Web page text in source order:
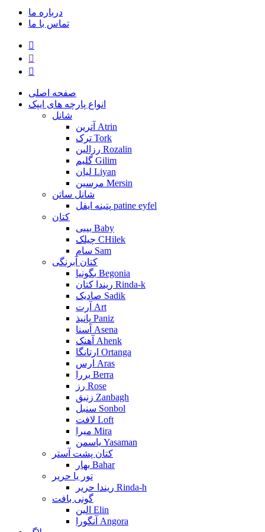
درباره ما
تماس با ما
صفحه اصلی
انواع پارچه های ایپک
شانل
آترین Atrin
ترک Tork
رزالین Rozalin
گلیم Gilim
لیان Liyan
مرسین Mersin
شانل ساتن
پتینه ایفل patine eyfel
کتان
بیبی Baby
چیلک CHilek
سام Sam
کتان آبرنگی
بگونیا Begonia
ریندا کتان Rinda-k
صادیک Sadik
آرت Art
پانیذ Paniz
آسنا Asena
آهنک Ahenk
ارتانگا Ortanga
ارس Aras
بررا Berra
رز Rose
زنبق Zanbagh
سنبل Sonbol
لافت Loft
میرا Mira
یاسمن Yasaman
کتان پشت آستر
بهار Bahar
تور یا حریر
ریندا حریر Rinda-h
گونی بافت
الین Elin
آنگورا Angora